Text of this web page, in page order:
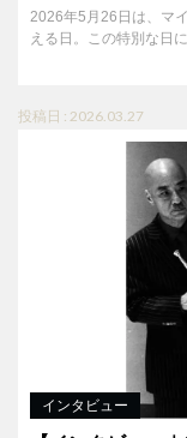
2026年5月26日は、マ
える日。この特別な日
投稿日 : 2026.03.27
インタビュー